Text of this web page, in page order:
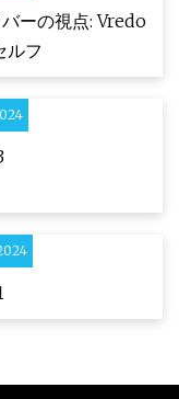
バーの視点: Vredo
ルフ